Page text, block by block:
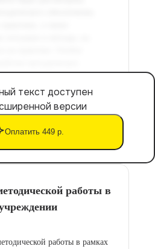
текст доступен
версии
Оплатить 449 р.
работы в
работы в рамках